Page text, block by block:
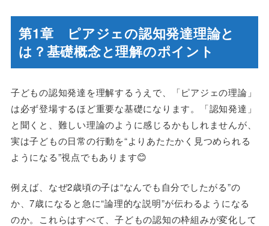
第1章 ピアジェの認知発達理論と
は？基礎概念と理解のポイント
子どもの認知発達を理解するうえで、「ピアジェの理論」
は必ず登場するほど重要な基礎になります。「認知発達」
と聞くと、難しい理論のように感じるかもしれませんが、
実は子どもの日常の行動を“よりあたたかく見つめられる
ようになる”視点でもあります😊
例えば、なぜ2歳頃の子は“なんでも自分でしたがる”の
か、7歳になると急に“論理的な説明”が伝わるようになる
のか。これらはすべて、子どもの認知の枠組みが変化して